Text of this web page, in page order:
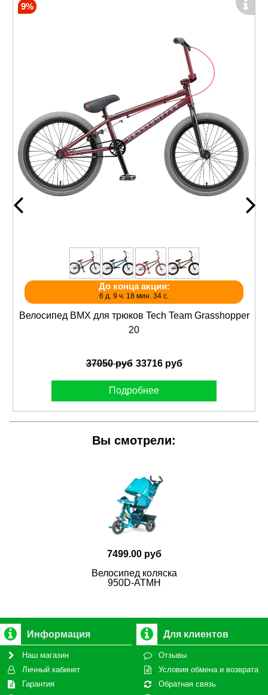
9%
До конца акции:
6 д. 9 ч. 18 мин. 34 с.
Велосипед BMX для трюков Tech Team Grasshopper
20
37050 руб 33716 руб
Подробнее
Вы смотрели:
7499.00 руб
Велосипед коляска
950D-ATMH
Информация
Наш магазин
Личный кабинет
Гарантия
Для клиентов
Отзывы
Условия обмена и возврата
Обратная связь